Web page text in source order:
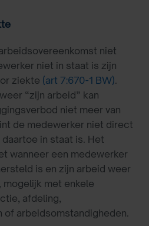
niet
niet in staat is zijn
ziekte (art 7:670-1 BW).
“zijn arbeid” kan
niet meer van
de medewerker niet direct
in staat is. Het
wanneer een medewerker
is en zijn arbeid weer
mogelijk met enkele
afdeling,
of arbeidsomstandigheden.